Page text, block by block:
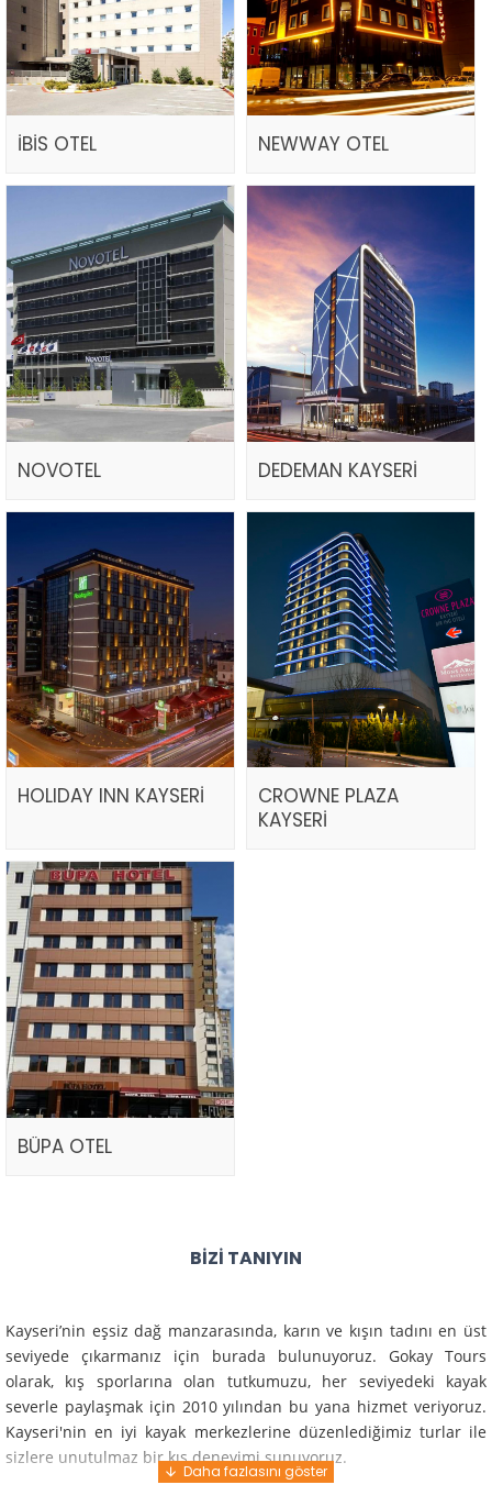
İBİS OTEL NEWWAY OTEL
NOVOTEL DEDEMAN KAYSERİ
HOLIDAY INN KAYSERİ
CROWNE PLAZA
KAYSERİ
BÜPA OTEL
BIZI TANIYIN
Kayseri’nin eşsiz dağ manzarasında, karın ve kışın tadını en üst
seviyede çıkarmanız için burada bulunuyoruz. Gokay Tours
olarak, kış sporlarına olan tutkumuzu, her seviyedeki kayak
severle paylaşmak için 2010 yılından bu yana hizmet veriyoruz.
Kayseri'nin en iyi kayak merkezlerine düzenlediğimiz turlar ile
sizlere unutulmaz bir kış deneyimi sunuyoruz.